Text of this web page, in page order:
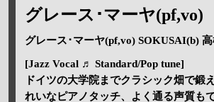
グレース･マーヤ(pf,vo)
グレース･マーヤ(pf,vo) SOKUSAI(b)
[Jazz Vocal ♬ Standard/Pop tune]
ドイツの大学院までクラシック畑で鍛
れいなピアノタッチ、よく通る声質も